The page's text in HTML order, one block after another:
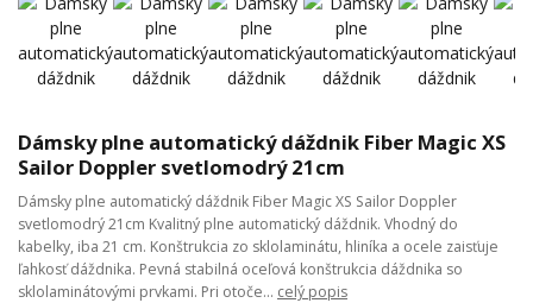
Dámsky plne automatický dáždnik Fiber Magic XS
Sailor Doppler svetlomodrý 21cm
Dámsky plne automatický dáždnik Fiber Magic XS Sailor Doppler
svetlomodrý 21cm Kvalitný plne automatický dáždnik. Vhodný do
kabelky, iba 21 cm. Konštrukcia zo sklolaminátu, hliníka a ocele zaisťuje
ľahkosť dáždnika. Pevná stabilná oceľová konštrukcia dáždnika so
sklolaminátovými prvkami. Pri otoče... celý popis